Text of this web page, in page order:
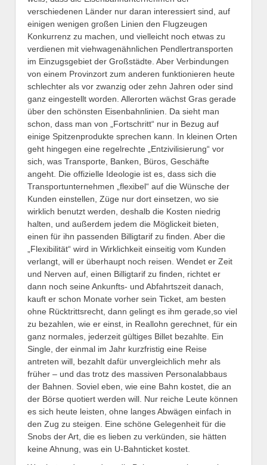
verschiedenen Länder nur daran interessiert sind, auf
einigen wenigen großen Linien den Flugzeugen
Konkurrenz zu machen, und vielleicht noch etwas zu
verdienen mit viehwagenähnlichen Pendlertransporten
im Einzugsgebiet der Großstädte. Aber Verbindungen
von einem Provinzort zum anderen funktionieren heute
schlechter als vor zwanzig oder zehn Jahren oder sind
ganz eingestellt worden. Allerorten wächst Gras gerade
über den schönsten Eisenbahnlinien. Da sieht man
schon, dass man von „Fortschritt“ nur in Bezug auf
einige Spitzenprodukte sprechen kann. In kleinen Orten
geht hingegen eine regelrechte „Entzivilisierung“ vor
sich, was Transporte, Banken, Büros, Geschäfte
angeht. Die offizielle Ideologie ist es, dass sich die
Transportunternehmen „flexibel“ auf die Wünsche der
Kunden einstellen, Züge nur dort einsetzen, wo sie
wirklich benutzt werden, deshalb die Kosten niedrig
halten, und außerdem jedem die Möglickeit bieten,
einen für ihn passenden Billigtarif zu finden. Aber die
„Flexibilität“ wird in Wirklichkeit einseitig vom Kunden
verlangt, will er überhaupt noch reisen. Wendet er Zeit
und Nerven auf, einen Billigtarif zu finden, richtet er
dann noch seine Ankunfts- und Abfahrtszeit danach,
kauft er schon Monate vorher sein Ticket, am besten
ohne Rücktrittsrecht, dann gelingt es ihm gerade,so viel
zu bezahlen, wie er einst, in Reallohn gerechnet, für ein
ganz normales, jederzeit gültiges Billet bezahlte. Ein
Single, der einmal im Jahr kurzfristig eine Reise
antreten will, bezahlt dafür unvergleichlich mehr als
früher – und das trotz des massiven Personalabbaus
der Bahnen. Soviel eben, wie eine Bahn kostet, die an
der Börse quotiert werden will. Nur reiche Leute können
es sich heute leisten, ohne langes Abwägen einfach in
den Zug zu steigen. Eine schöne Gelegenheit für die
Snobs der Art, die es lieben zu verkünden, sie hätten
keine Ahnung, was ein U-Bahnticket kostet.